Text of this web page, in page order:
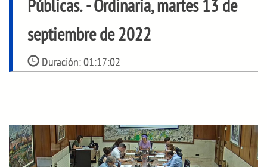
Públicas.- Ordinaria, martes 13 de
septiembre de 2022
Duración:01:17:02